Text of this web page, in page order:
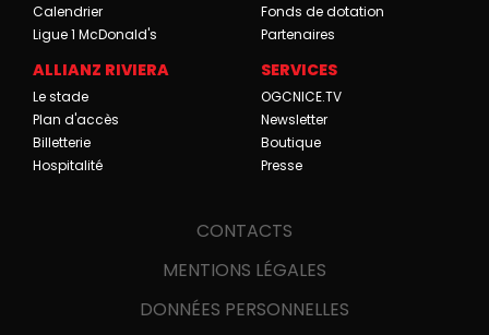
Calendrier
Ligue 1 McDonald's
Fonds de dotation
Partenaires
ALLIANZ RIVIERA
Le stade
Plan d'accès
Billetterie
Hospitalité
SERVICES
OGCNICE.TV
Newsletter
Boutique
Presse
CONTACTS
MENTIONS LÉGALES
DONNÉES PERSONNELLES